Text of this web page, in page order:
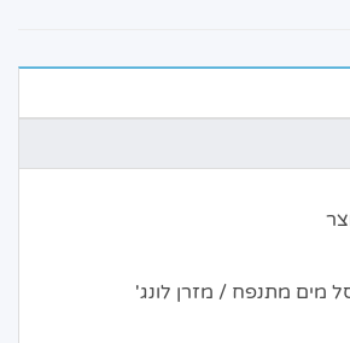
מים מתנפח / מזרן לונג'